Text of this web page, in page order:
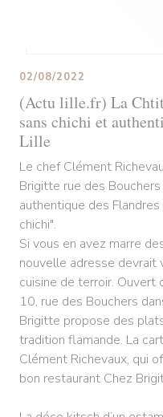
(Actu lille.fr) La
sans chichi et
Lille
02/08/2022
Le chef Clément
Brigitte rue des
authentique des
chichi".
Si vous en avez marre
nouvelle adresse
cuisine de terroir.
10, rue des Bouchers
Brigitte propose des
tradition flamande. La
Clément Richevaux, qui
bon restaurant Chez